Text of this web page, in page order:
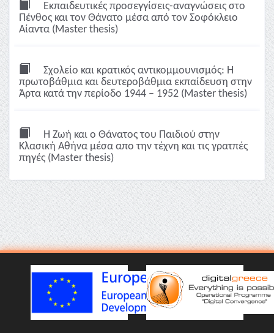
Εκπαιδευτικές προσεγγίσεις-αναγνώσεις στο
Πένθος και τον Θάνατο μέσα από τον Σοφόκλειο
Αίαντα (Master thesis)
Σχολείο και κρατικός αντικομμουνισμός: Η
πρωτοβάθμια και δευτεροβάθμια εκπαίδευση στην
Άρτα κατά την περίοδο 1944 – 1952 (Master thesis)
Η Ζωή και ο Θάνατος του Παιδιού στην
Κλασική Αθήνα μέσα απο την τέχνη και τις γρατπές
πηγές (Master thesis)